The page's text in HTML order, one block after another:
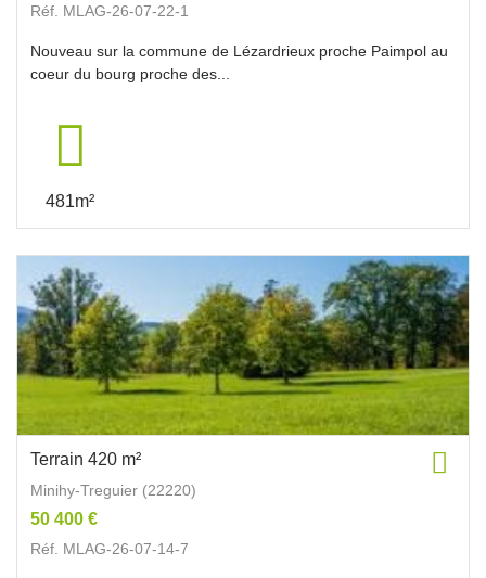
Réf. MLAG-26-07-22-1
Nouveau sur la commune de Lézardrieux proche Paimpol au
coeur du bourg proche des...
481m²
Terrain 420 m²
Minihy-Treguier (22220)
50 400 €
Réf. MLAG-26-07-14-7